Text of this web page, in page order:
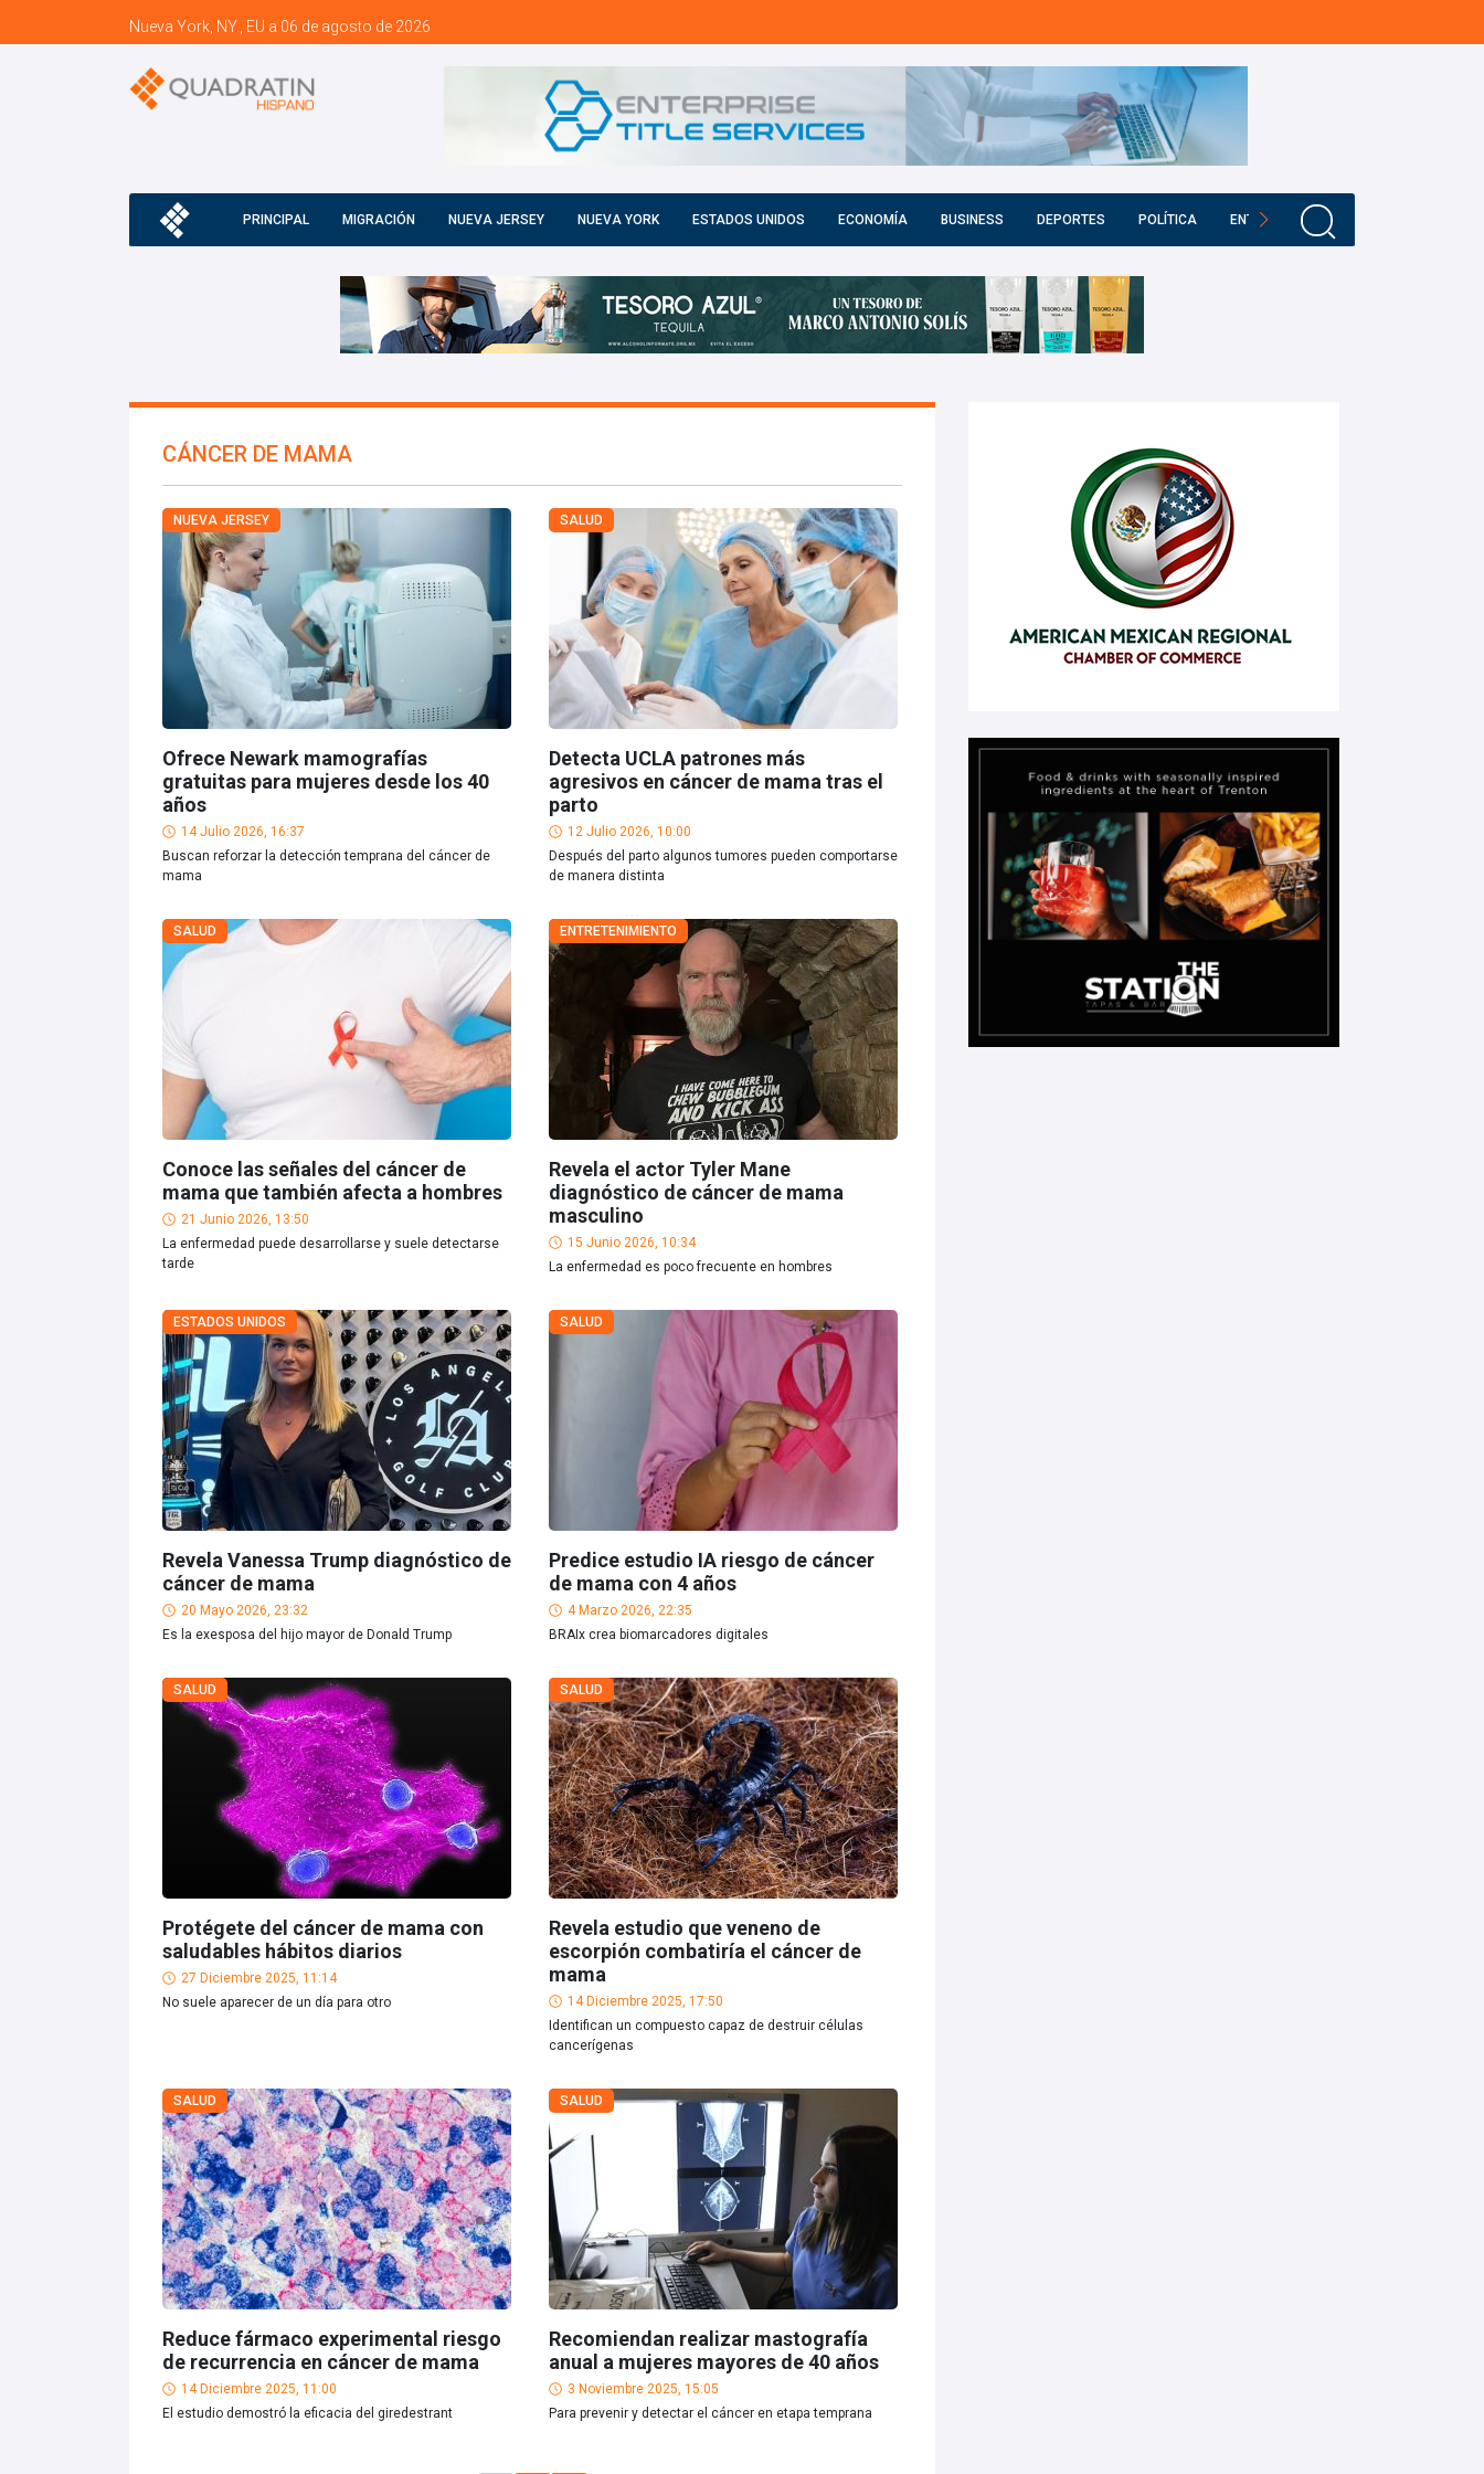
Nueva York, NY., EU a 06 de agosto de 2026
PRINCIPAL MIGRACIÓN NUEVA JERSEY NUEVA YORK ESTADOS UNIDOS ECONOMÍA BUSINESS DEPORTES POLÍTICA ENTRETENIMIENTO
CÁNCER DE MAMA
NUEVA JERSEY
Ofrece Newark mamografías
gratuitas para mujeres desde los 40
años
14 Julio 2026, 16:37
Buscan reforzar la detección temprana del cáncer de
mama
SALUD
Detecta UCLA patrones más
agresivos en cáncer de mama tras el
parto
12 Julio 2026, 10:00
Después del parto algunos tumores pueden comportarse
de manera distinta
SALUD
Conoce las señales del cáncer de
mama que también afecta a hombres
21 Junio 2026, 13:50
La enfermedad puede desarrollarse y suele detectarse
tarde
ENTRETENIMIENTO
Revela el actor Tyler Mane
diagnóstico de cáncer de mama
masculino
15 Junio 2026, 10:34
La enfermedad es poco frecuente en hombres
ESTADOS UNIDOS
Revela Vanessa Trump diagnóstico de
cáncer de mama
20 Mayo 2026, 23:32
Es la exesposa del hijo mayor de Donald Trump
SALUD
Predice estudio IA riesgo de cáncer
de mama con 4 años
4 Marzo 2026, 22:35
BRAIx crea biomarcadores digitales
SALUD
Protégete del cáncer de mama con
saludables hábitos diarios
27 Diciembre 2025, 11:14
No suele aparecer de un día para otro
SALUD
Revela estudio que veneno de
escorpión combatiría el cáncer de
mama
14 Diciembre 2025, 17:50
Identifican un compuesto capaz de destruir células
cancerígenas
SALUD
Reduce fármaco experimental riesgo
de recurrencia en cáncer de mama
14 Diciembre 2025, 11:00
El estudio demostró la eficacia del giredestrant
SALUD
Recomiendan realizar mastografía
anual a mujeres mayores de 40 años
3 Noviembre 2025, 15:05
Para prevenir y detectar el cáncer en etapa temprana